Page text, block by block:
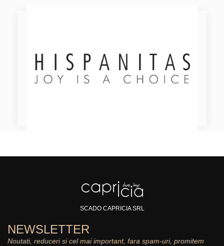
SCADO CAPRICIA SRL
NEWSLETTER
Noutati, reduceri si cel mai important, fara spam-uri, promitem